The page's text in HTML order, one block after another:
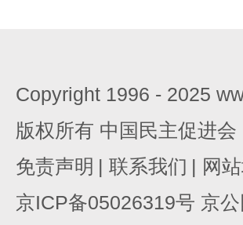
Copyright 1996 - 2025
版权所有 中国民主促进会
免责声明 | 联系我们 | 网
京ICP备05026319号 京